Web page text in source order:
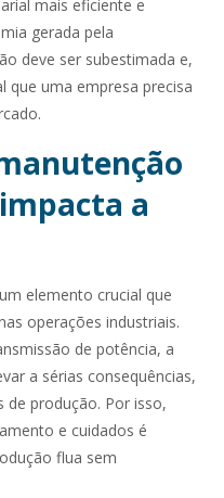
mais eficiente e
gerada pela
deve ser subestimada e,
que uma empresa precisa
a
elemento crucial que
operações industriais.
de potência, a
a sérias consequências,
de produção. Por isso,
e cuidados é
flua sem